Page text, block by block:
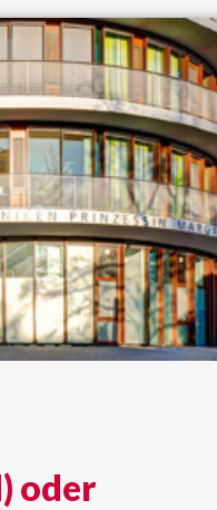
oder